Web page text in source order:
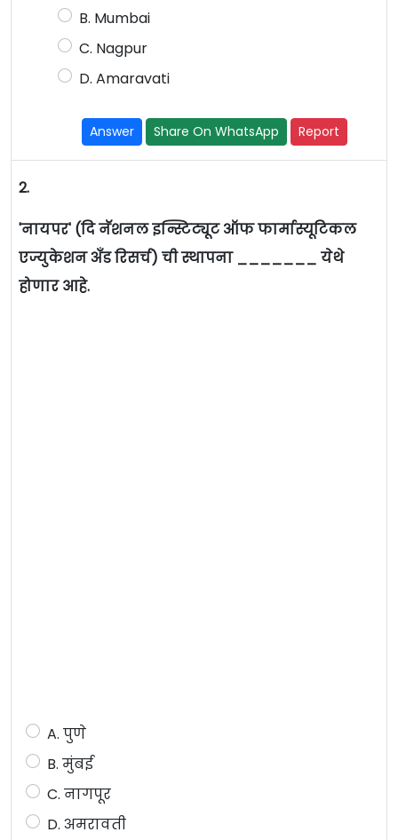
B. Mumbai
C. Nagpur
D. Amaravati
Answer Share On WhatsApp Report
2.
'नायपर' (दि नॅशनल इन्स्टिट्यूट ऑफ फार्मास्यूटिकल
एज्युकेशन अँड रिसर्च) ची स्थापना _______ येथे
होणार आहे.
A. पुणे
B. मुंबई
C. नागपूर
D. अमरावती